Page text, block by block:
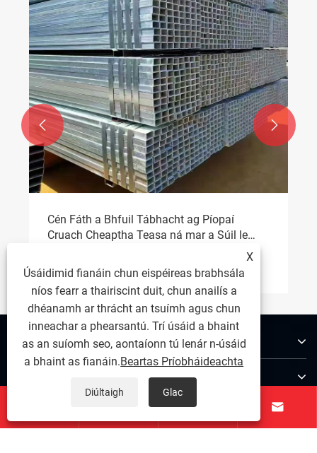
Frith-chreimeadh Glas: Ceannródaíoch sa
Todhchaí - Tiomáineann Píopaí Cruach
Brataithe Ré Nua d'Fhorbairt Ardchaighdeáin
sa Tionscal Píblíne
Féach ar Tuilleadh >>
 
Maidir Linne
 
X
Úsáidimid fianáin chun eispéireas brabhsála
níos fearr a thairiscint duit, chun anailís a
dhéanamh ar thrácht an tsuímh agus chun
inneachar a phearsantú. Trí úsáid a bhaint
as an suíomh seo, aontaíonn tú lenár n-úsáid
a bhaint as fianáin.Beartas Príobháideachta
Diúltaigh Glac